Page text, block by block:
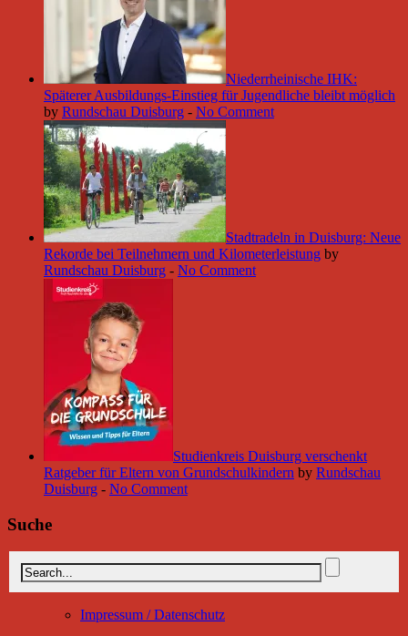
Niederrheinische IHK:
Späterer Ausbildungs-Einstieg für Jugendliche bleibt möglich
by Rundschau Duisburg - No Comment
Stadtradeln in Duisburg: Neue
Rekorde bei Teilnehmern und Kilometerleistung by
Rundschau Duisburg - No Comment
Studienkreis Duisburg verschenkt
Ratgeber für Eltern von Grundschulkindern by Rundschau
Duisburg - No Comment
Suche
Impressum / Datenschutz